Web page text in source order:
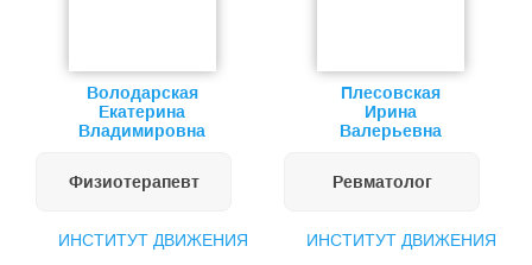
Володарская
Екатерина
Владимировна
Физиотерапевт
ИНСТИТУТ ДВИЖЕНИЯ
Плесовская
Ирина
Валерьевна
Ревматолог
ИНСТИТУТ ДВИЖЕНИЯ